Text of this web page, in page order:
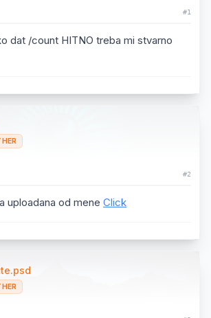
#1
dat /count HITNO treba mi stvarno
#2
uploadana od mene Click